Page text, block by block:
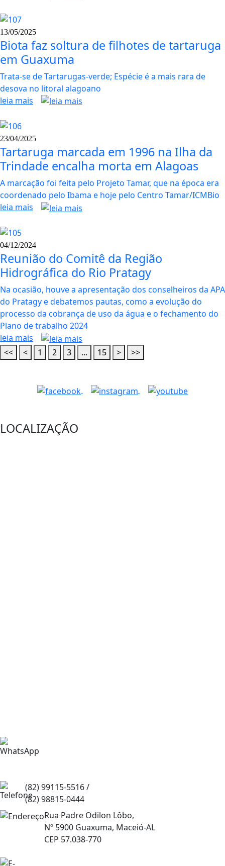
13/05/2025
Biota faz soltura de filhotes de tartaruga
em Guaxuma
Trata-se de Tartarugas-verde; Espécie é a mais rara de
desova no litoral alagoano
leia mais
23/04/2025
Tartaruga marcada em 1996 na Ilha da
Trindade encalha morta em Alagoas
A marcação foi feita pelo Projeto Tamar, que na época era
coordenado pelo Ibama e hoje pelo Centro Tamar/ICMBio
leia mais
04/12/2024
Reunião do Comitê da Região
Hidrográfica do Rio Pratagy
Na ocasião, houve a apresentação dos conselheiros da APA
do Pratagy e debatemos pautas, como a evolução do
processo da cobrança de uso da água e o fechamento do
Plano de trabalho 2024
leia mais
<<
< 1 2 3 ... 15 > >>
LOCALIZAÇÃO
(82) 99115-5516 /
(82) 98815-0444
Rua Padre Odilon Lôbo,
Nº 5900 Guaxuma, Maceió-AL
CEP 57.038-770